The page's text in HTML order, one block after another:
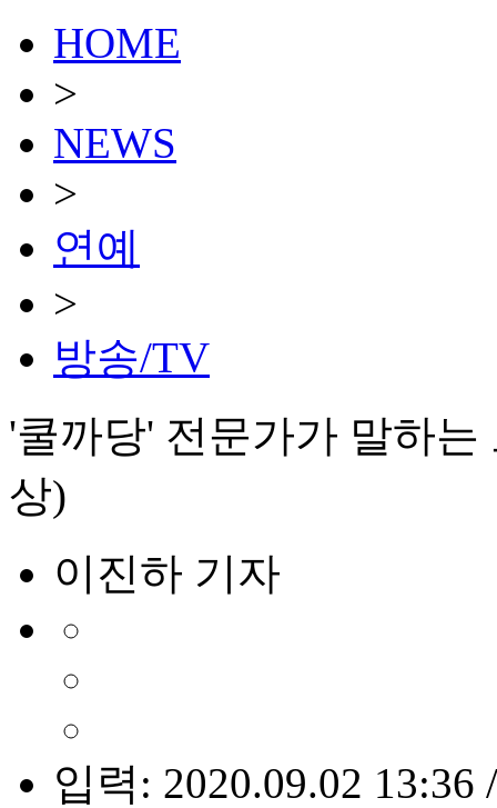
HOME
>
NEWS
>
연예
>
방송/TV
'쿨까당' 전문가가 말하는
상)
이진하 기자
입력: 2020.09.02 13:36